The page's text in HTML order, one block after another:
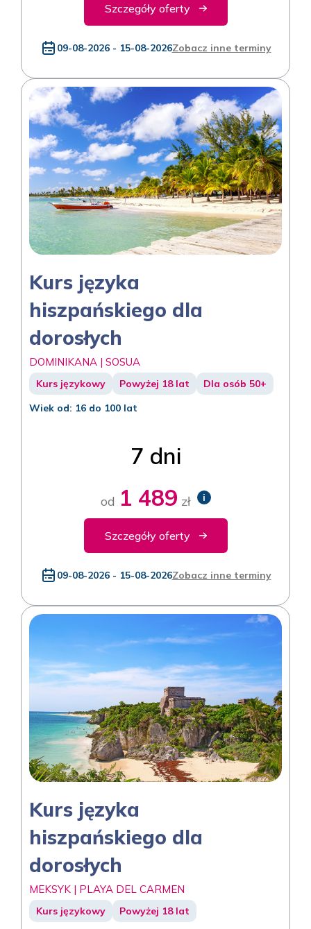
Szczegóły oferty
09-08-2026 - 15-08-2026Zobacz inne terminy
Kurs języka
hiszpańskiego dla
dorosłych
DOMINIKANA | SOSUA
Kurs językowy Powyżej 18 lat
Dla osób 50+
Wiek od: 16 do 100 lat
7 dni
od 1 489 zł i
Szczegóły oferty
09-08-2026 - 15-08-2026Zobacz inne terminy
Kurs języka
hiszpańskiego dla
dorosłych
MEKSYK | PLAYA DEL CARMEN
Kurs językowy
Powyżej 18 lat